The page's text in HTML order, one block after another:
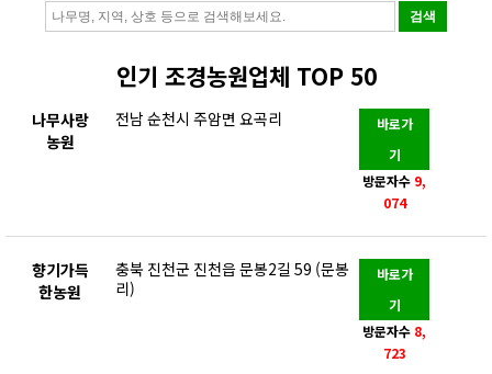
인기 조경농원업체 TOP 50
나무사랑
농원
전남 순천시 주암면 요곡리
바로가
기
방문자수 9,
074
향기가득
한농원
충북 진천군 진천읍 문봉2길 59 (문봉
리)
바로가
기
방문자수 8,
723